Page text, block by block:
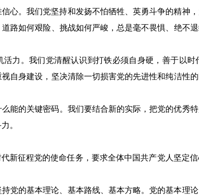
。我们党坚持和发扬不怕牺牲、英勇斗争的精神
路如何艰险、挑战如何严峻，总是毫不畏惧、绝不
力。我们党清醒认识到打铁必须自身硬，善于以时
自身建设，坚决清除一切损害党的先进性和纯洁性
能的关键密码。我们要结合新的实际，把党的优秀
。
新征程党的使命任务，要求全体中国共产党人坚定
党的基本理论、基本路线、基本方略。党的基本理